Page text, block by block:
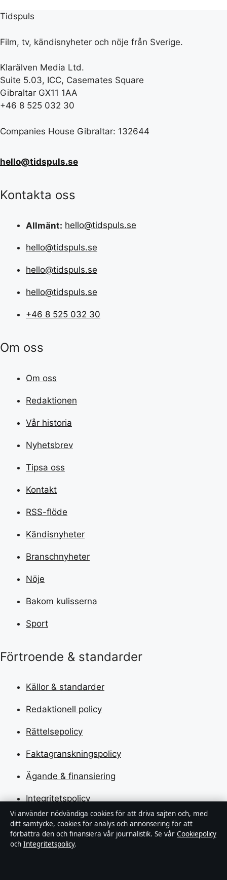
Tidspuls
Film, tv, kändisnyheter och nöje från Sverige.
Klarälven Media Ltd.
Suite 5.03, ICC, Casemates Square
Gibraltar GX11 1AA
+46 8 525 032 30
Companies House Gibraltar: 132644
hello@tidspuls.se
Kontakta oss
Allmänt: hello@tidspuls.se
hello@tidspuls.se
hello@tidspuls.se
hello@tidspuls.se
+46 8 525 032 30
Om oss
Om oss
Redaktionen
Vår historia
Nyhetsbrev
Tipsa oss
Kontakt
RSS-flöde
Kändisnyheter
Branschnyheter
Nöje
Bakom kulisserna
Sport
Förtroende & standarder
Källor & standarder
Redaktionell policy
Rättelsepolicy
Faktagranskningspolicy
Ägande & finansiering
Integritetspolicy
Cookiepolicy
Kändisar & integritet
Vi använder nödvändiga cookies för att driva sajten och, med
ditt samtycke, cookies för analys och annonsering för att
förbättra den och finansiera vår journalistik. Se vår Cookiepolicy
och Integritetspolicy.